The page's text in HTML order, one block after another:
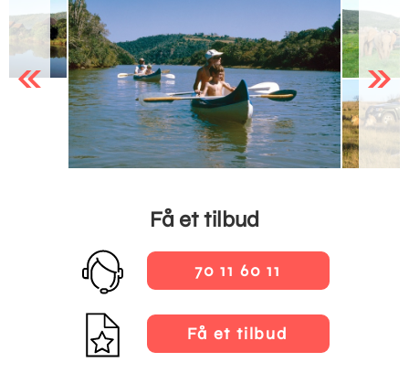
Previous Next
Få et tilbud
70 11 60 11
Få et tilbud